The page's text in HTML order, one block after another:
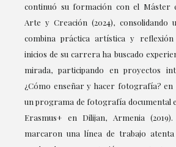
continuó su formación con el Máster
Arte y Creación (2024), consolidando
combina práctica artística y reflexión
inicios de su carrera ha buscado
mirada, participando en proyectos
¿Cómo enseñar y hacer fotografía? en
un programa de fotografía documental
Erasmus+ en Dilijan, Armenia (2019).
marcaron una línea de trabajo